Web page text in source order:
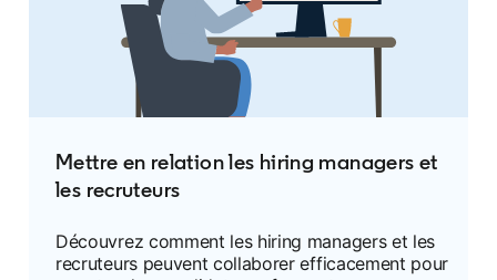
Mettre en relation les hiring managers et
les recruteurs
Découvrez comment les hiring managers et les
recruteurs peuvent collaborer efficacement pour